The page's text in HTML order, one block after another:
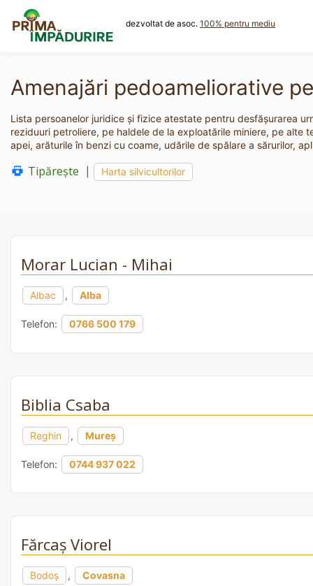
content
dezvoltat de asoc. 100% pentru mediu
Amenajări pedoameliorative
Lista persoanelor juridice și fizice atestate pentru desfășurarea
reziduuri petroliere, pe haldele de la exploatările miniere, pe
apei, arăturile în benzi cu coame, udările de spălare a sărurilor,
Tipărește Harta silvicultorilor
Morar Lucian - Mihai
Albac , Alba
Telefon: 0766 500 179
Biblia Csaba
Reghin , Mureș
Telefon: 0744 937 022
Fărcaș Viorel
Bodoș , Covasna